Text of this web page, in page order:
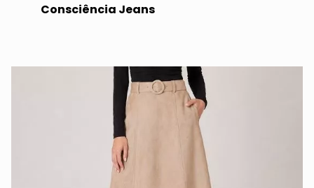
Consciência Jeans